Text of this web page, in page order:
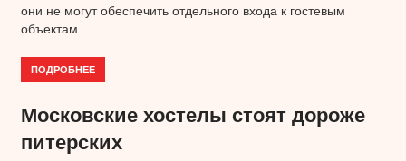
они не могут обеспечить отдельного входа к гостевым
объектам.
ПОДРОБНЕЕ
Московские хостелы стоят дороже
питерских